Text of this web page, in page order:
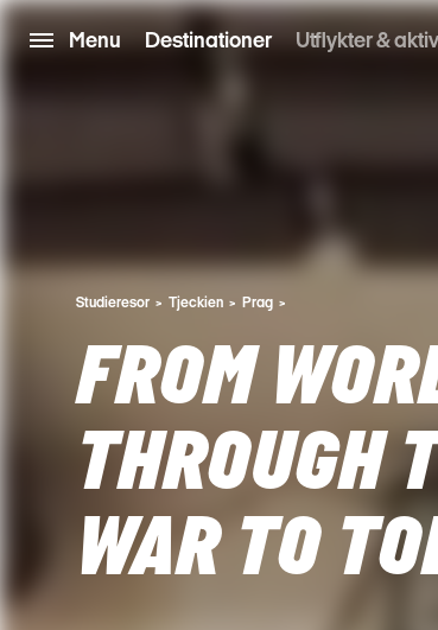
Menu Destinationer Utflykter &
Studieresor Tjeckien Prag
FROM
THROUGH
WAR TO